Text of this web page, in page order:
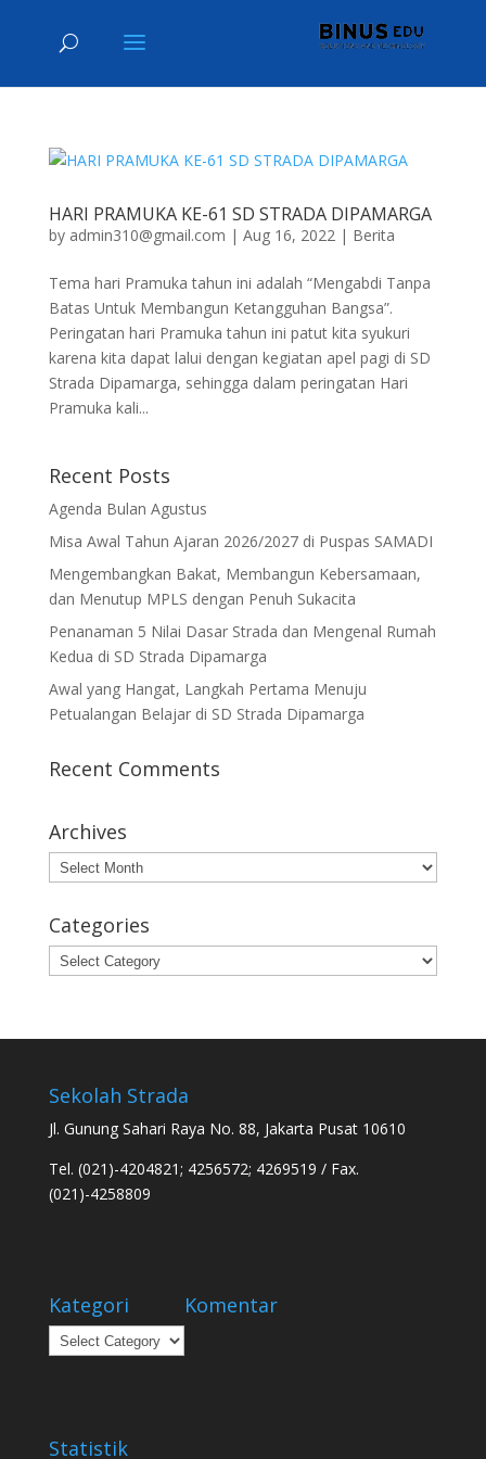
HARI PRAMUKA KE-61 SD STRADA DIPAMARGA
by admin310@gmail.com | Aug 16, 2022| Berita
Tema hari Pramuka tahun ini adalah “Mengabdi Tanpa
Batas Untuk Membangun Ketangguhan Bangsa”.
Peringatan hari Pramuka tahun ini patut kita syukuri
karena kita dapat lalui dengan kegiatan apel pagi di SD
Strada Dipamarga, sehingga dalam peringatan Hari
Pramuka kali...
Recent Posts
Agenda Bulan Agustus
Misa Awal Tahun Ajaran 2026/2027 di Puspas SAMADI
Mengembangkan Bakat, Membangun Kebersamaan,
dan Menutup MPLS dengan Penuh Sukacita
Penanaman 5 Nilai Dasar Strada dan Mengenal Rumah
Kedua di SD Strada Dipamarga
Awal yang Hangat, Langkah Pertama Menuju
Petualangan Belajar di SD Strada Dipamarga
Recent Comments
Archives
Archives
Categories
Categories
Sekolah Strada
Jl. Gunung Sahari Raya No. 88, Jakarta Pusat 10610
Tel. (021)-4204821; 4256572; 4269519 / Fax.
(021)-4258809
Kategori
Kategori
Komentar
Statistik